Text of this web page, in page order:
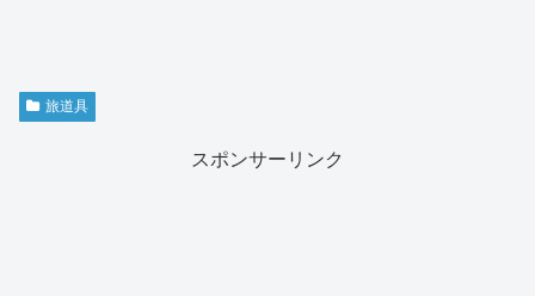
旅道具
スポンサーリンク